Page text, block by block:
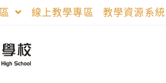
線上教學專區 教學資源系統